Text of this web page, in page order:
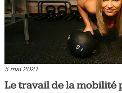
5 mai 2021
Le travail de la mobilité